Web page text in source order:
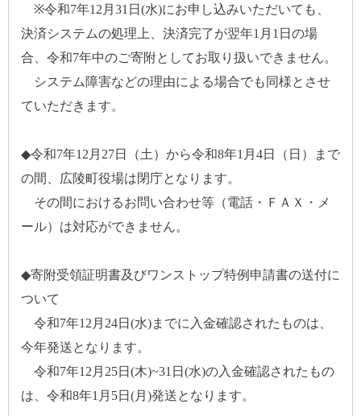
※令和7年12月31日(水)にお申し込みいただいても、
決済システムの処理上、決済完了が翌年1月1日の場
合、令和7年中のご寄附としてお取り扱いできません。
システム障害などの理由による場合でも同様とさせ
ていただきます。
◆令和7年12月27日（土）から令和8年1月4日（日）まで
の間、広陵町役場は閉庁となります。
その間におけるお問い合わせ等（電話・ＦＡＸ・メ
ール）は対応ができません。
◆寄附受領証明書及びワンストップ特例申請書の送付に
ついて
令和7年12月24日(水)までに入金確認されたものは、
今年発送となります。
令和7年12月25日(木)~31日(水)の入金確認されたもの
は、令和8年1月5日(月)発送となります。